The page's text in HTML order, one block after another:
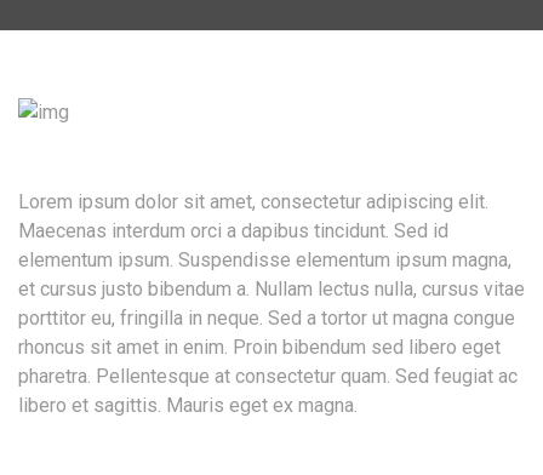
Lorem ipsum dolor sit amet, consectetur adipiscing elit.
Maecenas interdum orci a dapibus tincidunt. Sed id
elementum ipsum. Suspendisse elementum ipsum magna,
et cursus justo bibendum a. Nullam lectus nulla, cursus vitae
porttitor eu, fringilla in neque. Sed a tortor ut magna congue
rhoncus sit amet in enim. Proin bibendum sed libero eget
pharetra. Pellentesque at consectetur quam. Sed feugiat ac
libero et sagittis. Mauris eget ex magna.